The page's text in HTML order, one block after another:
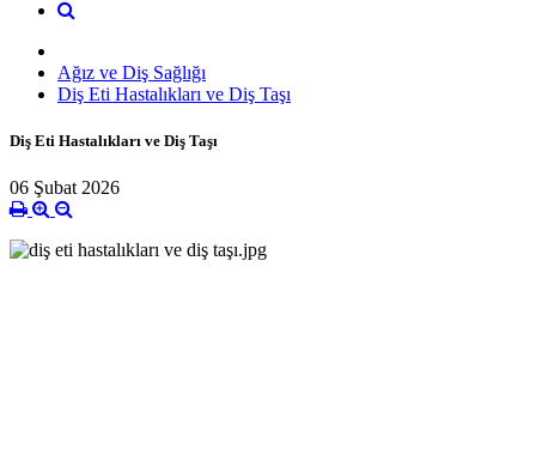
Ağız ve Diş Sağlığı
Diş Eti Hastalıkları ve Diş Taşı
Diş Eti Hastalıkları ve Diş Taşı
06 Şubat 2026